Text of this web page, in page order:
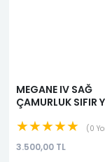
MEGANE IV SAĞ
ÇAMURLUK SIFIR
★★★★★ 0
3.500,00 TL